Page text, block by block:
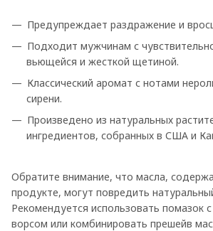
Предупреждает раздражение и
Подходит мужчинам с
вьющейся и жесткой щетиной.
Классический аромат с нотами
сирени.
Произведено из натуральных
ингредиентов, собранных в США и
Обратите внимание, что масла,
продукте, могут повредить
Рекомендуется использовать помазок
ворсом или комбинировать прешейв